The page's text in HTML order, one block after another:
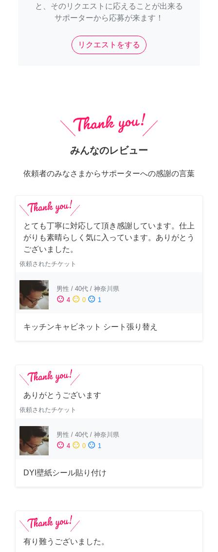
と、そのリクエストに応えることが出来る
サポーターから応募が来ます！
リクエストをする
みんなのレビュー
依頼者のみなさまからサポーターへの感謝の言葉
とても丁寧に対応して頂き感謝しています。仕上
がりも素晴らしく気に入っています。ありがとう
ございました。
依頼されたチケット
男性 / 40代 / 神奈川県
sentiment_satisfied 4 sentiment_neutral 0 sentiment_dissatisfied 1
キッチンキャビネット シート張り替え
ありがとうございます
依頼されたチケット
男性 / 40代 / 神奈川県
sentiment_satisfied 4 sentiment_neutral 0 sentiment_dissatisfied 1
DYI壁紙シール貼り付け
有り難うございました。